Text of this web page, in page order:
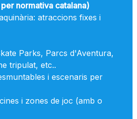
normativa catalana)
atraccions fixes i
Parks, Parcs d'Aventura,
tripulat, etc..
i escenaris per
i zones de joc (amb o